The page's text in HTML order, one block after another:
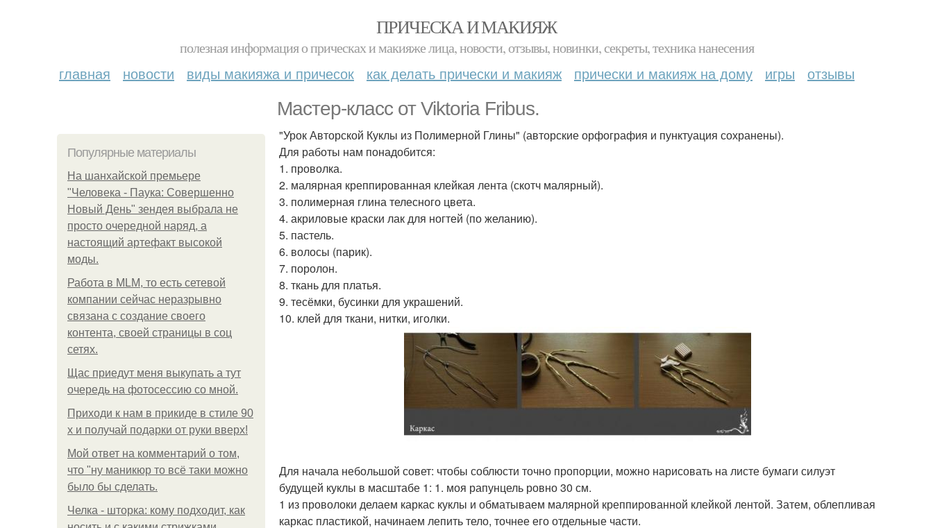
ПРИЧЕСКА И МАКИЯЖ
полезная информация о прическах и макияже лица, новости, отзывы, новинки, секреты, техника нанесения
главная новости виды макияжа и причесок как делать прически и макияж прически и макияж на дому игры отзывы
Мастер-класс от Viktoria Fribus.
Популярные материалы
На шанхайской премьере
"Человека - Паука: Совершенно
Новый День" зендея выбрала не
просто очередной наряд, а
настоящий артефакт высокой
моды.
Работа в MLM, то есть сетевой
компании сейчас неразрывно
связана с создание своего
контента, своей страницы в соц
сетях.
Щас приедут меня выкупать а тут
очередь на фотосессию со мной.
Приходи к нам в прикиде в стиле 90
х и получай подарки от руки вверх!
Мой ответ на комментарий о том,
что "ну маникюр то всё таки можно
было бы сделать.
Челка - шторка: кому подходит, как
"Урок Авторской Куклы из Полимерной Глины" (авторские орфография и пунктуация сохранены).
Для работы нам понадобится:
1. проволка.
2. малярная креппированная клейкая лента (скотч малярный).
3. полимерная глина телесного цвета.
4. акриловые краски лак для ногтей (по желанию).
5. пастель.
6. волосы (парик).
7. поролон.
8. ткань для платья.
9. тесёмки, бусинки для украшений.
10. клей для ткани, нитки, иголки.
Для начала небольшой совет: чтобы соблюсти точно пропорции, можно нарисовать на листе бумаги силуэт
будущей куклы в масштабе 1: 1. моя рапунцель ровно 30 см.
1 из проволоки делаем каркас куклы и обматываем малярной креппированной клейкой лентой. Затем, облепливая
каркас пластикой, начинаем лепить тело, точнее его отдельные части.